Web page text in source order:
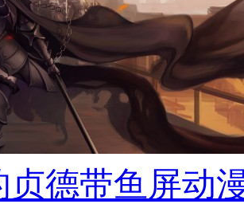
贞德带鱼屏动